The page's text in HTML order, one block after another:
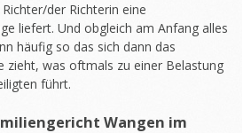
der Richterin eine
liefert. Und obgleich am Anfang alles
häufig so das sich dann das
zieht, was oftmals zu einer Belastung
führt.
Wangen im